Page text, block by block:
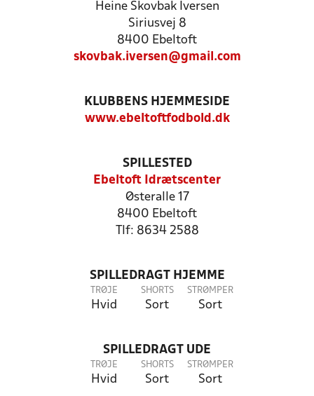
Heine Skovbak Iversen
Siriusvej 8
8400 Ebeltoft
skovbak.iversen@gmail.com
KLUBBENS HJEMMESIDE
www.ebeltoftfodbold.dk
SPILLESTED
Ebeltoft Idrætscenter
Østeralle 17
8400 Ebeltoft
Tlf: 8634 2588
SPILLEDRAGT HJEMME
TRØJE
Hvid
SHORTS
Sort
STRØMPER
Sort
SPILLEDRAGT UDE
TRØJE
Hvid
SHORTS
Sort
STRØMPER
Sort